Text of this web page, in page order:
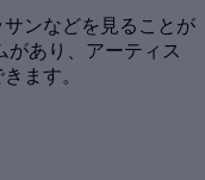
ンなどを見ることが
があり、アーティス
ます。